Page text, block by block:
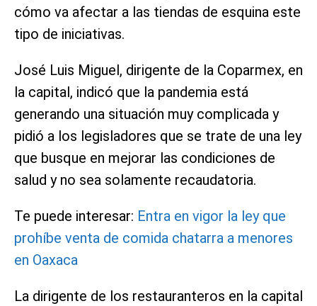
cómo va afectar a las tiendas de esquina este
tipo de iniciativas.
José Luis Miguel, dirigente de la Coparmex, en
la capital, indicó que la pandemia está
generando una situación muy complicada y
pidió a los legisladores que se trate de una ley
que busque en mejorar las condiciones de
salud y no sea solamente recaudatoria.
Te puede interesar: Entra en vigor la ley que
prohíbe venta de comida chatarra a menores
en Oaxaca
La dirigente de los restauranteros en la capital